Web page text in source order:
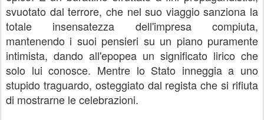
svuotato dal terrore, che nel suo viaggio sanziona la
totale insensatezza dell'impresa compiuta,
mantenendo i suoi pensieri su un piano puramente
intimista, dando all'epopea un significato lirico che
solo lui conosce. Mentre lo Stato inneggia a uno
stupido traguardo, osteggiato dal regista che si rifiuta
di mostrarne le celebrazioni.